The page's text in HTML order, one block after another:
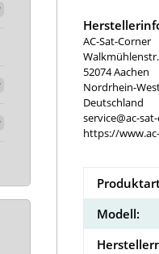
AC-Sat-Corner
52074 Aachen
Nordrhein-
Deutschland
service@ac-
https://
Modell: